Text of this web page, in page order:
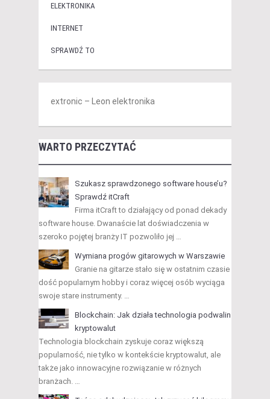
ELEKTRONIKA
INTERNET
SPRAWDŹ TO
extronic – Leon elektronika
WARTO PRZECZYTAĆ
Szukasz sprawdzonego software house’u?
Sprawdź itCraft
Firma itCraft to działający od ponad dekady
software house. Dwanaście lat doświadczenia w
szeroko pojętej branży IT pozwoliło jej …
Wymiana progów gitarowych w Warszawie
Granie na gitarze stało się w ostatnim czasie
dość popularnym hobby i coraz więcej osób wyciąga
swoje stare instrumenty. …
Blockchain: Jak działa technologia podwalin
kryptowalut
Technologia blockchain zyskuje coraz większą
popularność, nie tylko w kontekście kryptowalut, ale
także jako innowacyjne rozwiązanie w różnych
branżach. …